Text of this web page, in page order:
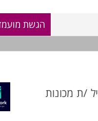
הגשת
/ת מכונות